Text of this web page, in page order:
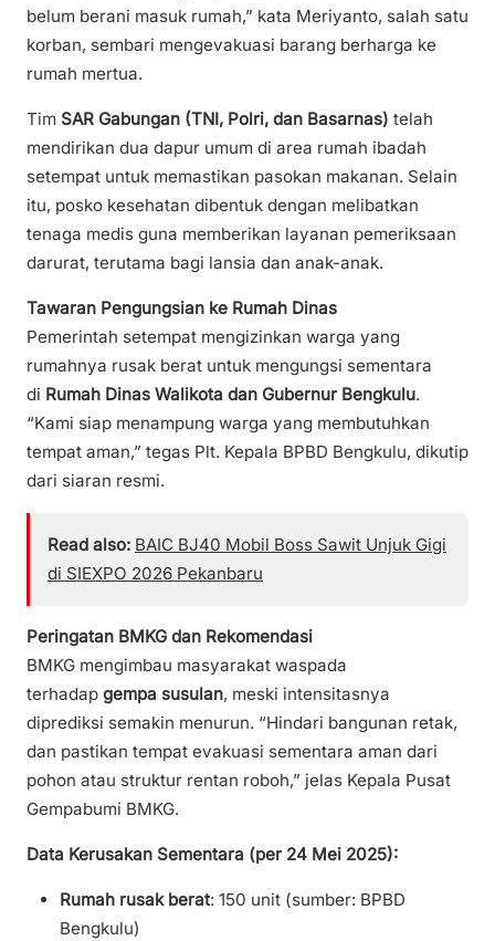
belum berani masuk rumah,” kata Meriyanto, salah satu
korban, sembari mengevakuasi barang berharga ke
rumah mertua.
Tim SAR Gabungan (TNI, Polri, dan Basarnas) telah
mendirikan dua dapur umum di area rumah ibadah
setempat untuk memastikan pasokan makanan. Selain
itu, posko kesehatan dibentuk dengan melibatkan
tenaga medis guna memberikan layanan pemeriksaan
darurat, terutama bagi lansia dan anak-anak.
Tawaran Pengungsian ke Rumah Dinas
Pemerintah setempat mengizinkan warga yang
rumahnya rusak berat untuk mengungsi sementara
di Rumah Dinas Walikota dan Gubernur Bengkulu.
“Kami siap menampung warga yang membutuhkan
tempat aman,” tegas Plt. Kepala BPBD Bengkulu, dikutip
dari siaran resmi.
Read also: BAIC BJ40 Mobil Boss Sawit Unjuk Gigi
di SIEXPO 2026 Pekanbaru
Peringatan BMKG dan Rekomendasi
BMKG mengimbau masyarakat waspada
terhadap gempa susulan, meski intensitasnya
diprediksi semakin menurun. “Hindari bangunan retak,
dan pastikan tempat evakuasi sementara aman dari
pohon atau struktur rentan roboh,” jelas Kepala Pusat
Gempabumi BMKG.
Data Kerusakan Sementara (per 24 Mei 2025):
Rumah rusak berat: 150 unit (sumber: BPBD
Bengkulu)